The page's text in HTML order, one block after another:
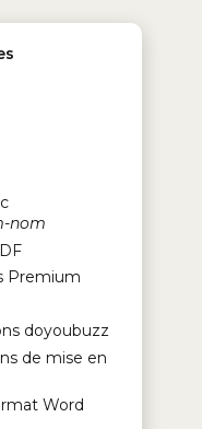
nom
Premium
doyoubuzz
de mise en
Word